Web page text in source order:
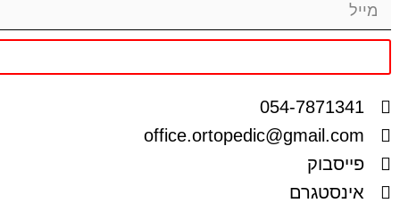
054-7871341
office.ortopedic@gmail.com
פייסבוק
אינסטגרם